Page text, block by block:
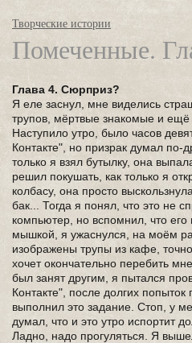
Творческие истории
Помеченные.
Глава 4. Сюрприз?
Я еле заснул, мне виделись
трупов, мёртвые знакомые и ещё
Наступило утро, было часов
Контакте", но призрак думал по-
только я взял бутылку, она
решил покушать, как только я
колбасу, она просто
бак... Тогда я понял, что это не
компьютер, но вспомнил, что
мышкой, я ужаснулся, на моём
изображены трупы из кафе,
хочет окончательно перебить
был занят другим, я пытался
Контакте", после долгих попыток
выполнил это задание. Стоп, у
думал, что и это утро испортит
Ладно, надо прогуляться. Я